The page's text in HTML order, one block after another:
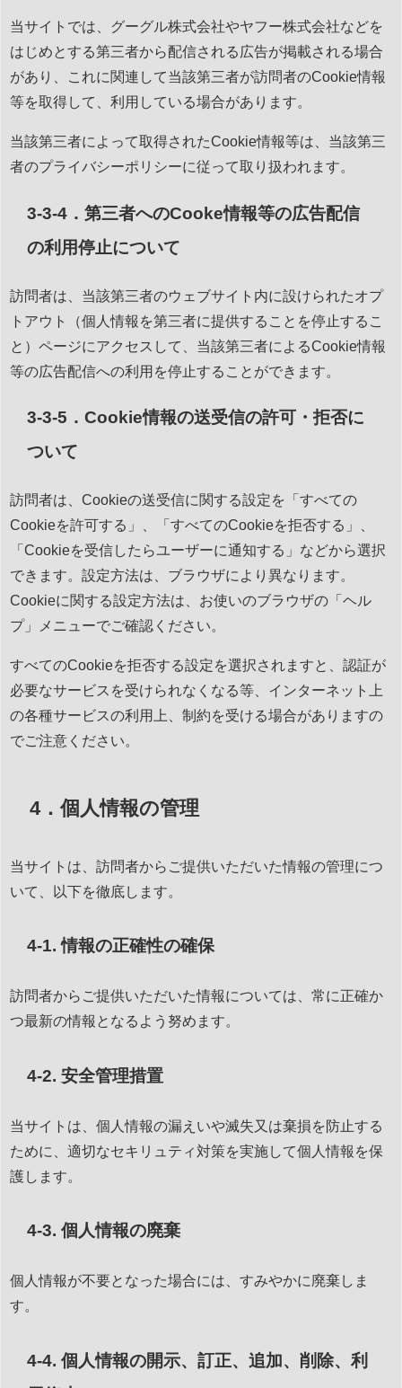
当サイトでは、グーグル株式会社やヤフー株式会社などを
はじめとする第三者から配信される広告が掲載される場合
があり、これに関連して当該第三者が訪問者のCookie情報
等を取得して、利用している場合があります。
当該第三者によって取得されたCookie情報等は、当該第三
者のプライバシーポリシーに従って取り扱われます。
3-3-4．第三者へのCooke情報等の広告配信
の利用停止について
訪問者は、当該第三者のウェブサイト内に設けられたオプ
トアウト（個人情報を第三者に提供することを停止するこ
と）ページにアクセスして、当該第三者によるCookie情報
等の広告配信への利用を停止することができます。
3-3-5．Cookie情報の送受信の許可・拒否に
ついて
訪問者は、Cookieの送受信に関する設定を「すべての
Cookieを許可する」、「すべてのCookieを拒否する」、
「Cookieを受信したらユーザーに通知する」などから選択
できます。設定方法は、ブラウザにより異なります。
Cookieに関する設定方法は、お使いのブラウザの「ヘル
プ」メニューでご確認ください。
すべてのCookieを拒否する設定を選択されますと、認証が
必要なサービスを受けられなくなる等、インターネット上
の各種サービスの利用上、制約を受ける場合がありますの
でご注意ください。
4．個人情報の管理
当サイトは、訪問者からご提供いただいた情報の管理につ
いて、以下を徹底します。
4-1. 情報の正確性の確保
訪問者からご提供いただいた情報については、常に正確か
つ最新の情報となるよう努めます。
4-2. 安全管理措置
当サイトは、個人情報の漏えいや滅失又は棄損を防止する
ために、適切なセキリュティ対策を実施して個人情報を保
護します。
4-3. 個人情報の廃棄
個人情報が不要となった場合には、すみやかに廃棄しま
す。
4-4. 個人情報の開示、訂正、追加、削除、利